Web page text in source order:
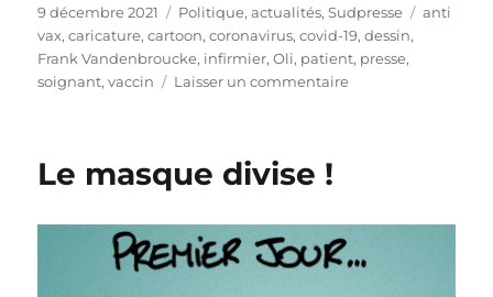
Publié
le
9 décembre 2021 Catégories
Politique, actualités,Sudpresse
anti
vax,caricature,cartoon,coronavirus,covid-19,dessin,
Frank Vandenbroucke, infirmier,Oli, patient, presse,
soignant,vaccin Laisser un commentairesur
Le masque divise !